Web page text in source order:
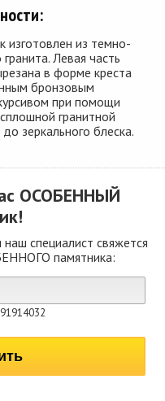
изготовлен из темно-
гранита. Левая часть
в форме креста
бронзовым
при помощи
гранитной
зеркального блеска.
ОСОБЕННЫЙ
специалист свяжется
памятника: